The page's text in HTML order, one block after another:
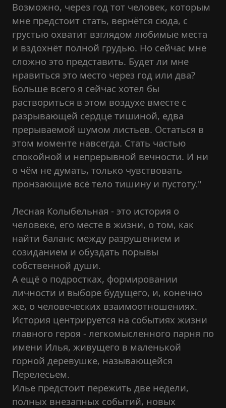
Возможно, через год тот человек, которым
мне предстоит стать, вернётся сюда, с
грустью охватит взглядом любимые места
и вздохнёт полной грудью. Но сейчас мне
сложно это представить. Будет ли мне
нравиться это место через год или два?
Больше всего я сейчас хотел бы
раствориться в этом воздухе вместе с
разрывающей сердце тишиной, едва
прерываемой шумом листьев. Остаться в
этом моменте навсегда. Стать частью
спокойной и непрерывной вечности. И ни
о чём не думать, только чувствовать
пронзающие всё тело тишину и пустоту."
Лесная Колыбельная - это история о
человеке, его месте в жизни, о том, как
найти баланс между разрушением и
созиданием и обуздать порывы
собственной души.
А ещё о подростках, формировании
личности и выборе будущего, и, конечно
же, о человеческих взаимоотношениях.
История центрируется на событиях жизни
главного героя - легкомысленного парня по
имени Илья, живущего в маленькой
горной деревушке, называющейся
Перелесьем.
Илье предстоит пережить две недели,
полных внезапных событий, новых